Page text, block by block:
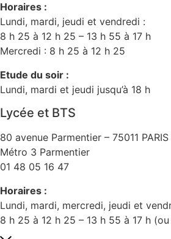
Horaires :
Lundi, mardi, jeudi et vendredi :
8 h 25 à 12 h 25 – 13 h 55 à 17 h
Mercredi : 8 h 25 à 12 h 25
Etude du soir :
Lundi, mardi et jeudi jusqu’à 18 h
Lycée et BTS
80 avenue Parmentier – 75011 PARIS
Métro 3 Parmentier
01 48 05 16 47
Horaires :
Lundi, mardi, mercredi, jeudi et
8 h 25 à 12 h 25 – 13 h 55 à 17 h